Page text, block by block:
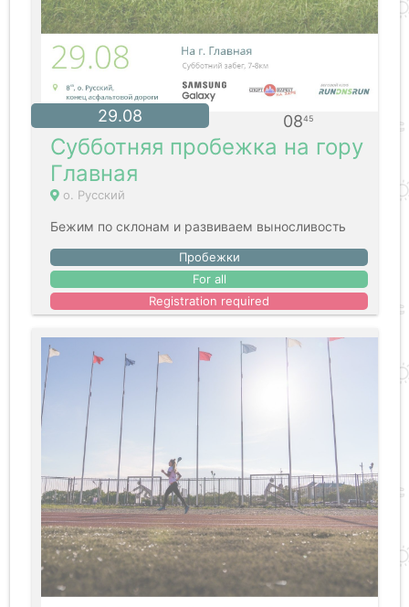
29.08 0845
Субботняя пробежка на гору
Главная
о. Русский
Бежим по склонам и развиваем выносливость
Пробежки
For all
Registration required